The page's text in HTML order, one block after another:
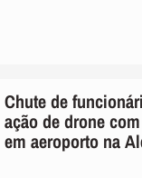
Chute de
ação de drone
em aeroporto na